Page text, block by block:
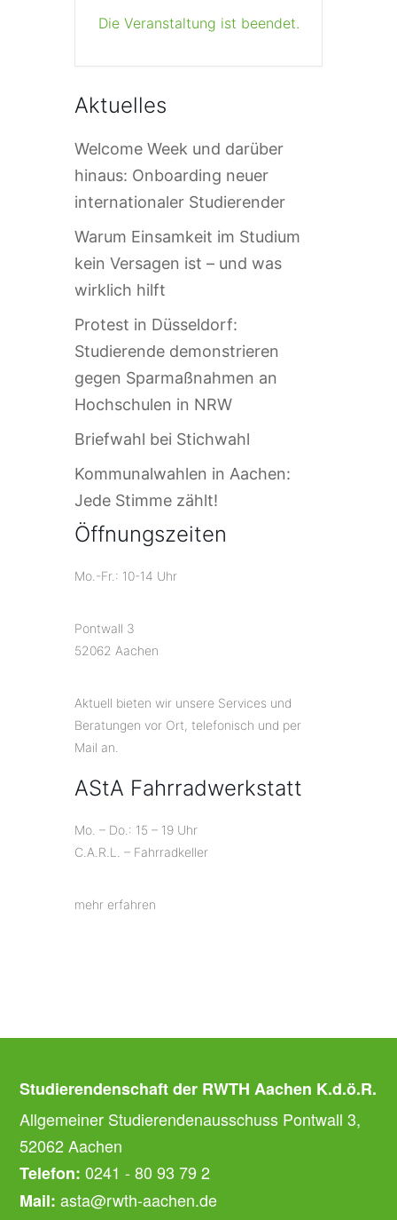
Die Veranstaltung ist beendet.
Aktuelles
Welcome Week und darüber
hinaus: Onboarding neuer
internationaler Studierender
Warum Einsamkeit im Studium
kein Versagen ist – und was
wirklich hilft
Protest in Düsseldorf:
Studierende demonstrieren
gegen Sparmaßnahmen an
Hochschulen in NRW
Briefwahl bei Stichwahl
Kommunalwahlen in Aachen:
Jede Stimme zählt!
Öffnungszeiten
Mo.-Fr.: 10-14 Uhr
Pontwall 3
52062 Aachen
Aktuell bieten wir unsere Services und
Beratungen vor Ort, telefonisch und per
Mail an.
AStA Fahrradwerkstatt
Mo. – Do.: 15 – 19 Uhr
C.A.R.L. – Fahrradkeller
mehr erfahren
Studierendenschaft der RWTH Aachen K.d.ö.R.
Allgemeiner Studierendenausschuss Pontwall 3,
52062 Aachen
Telefon: 0241 - 80 93 79 2
Mail: asta@rwth-aachen.de